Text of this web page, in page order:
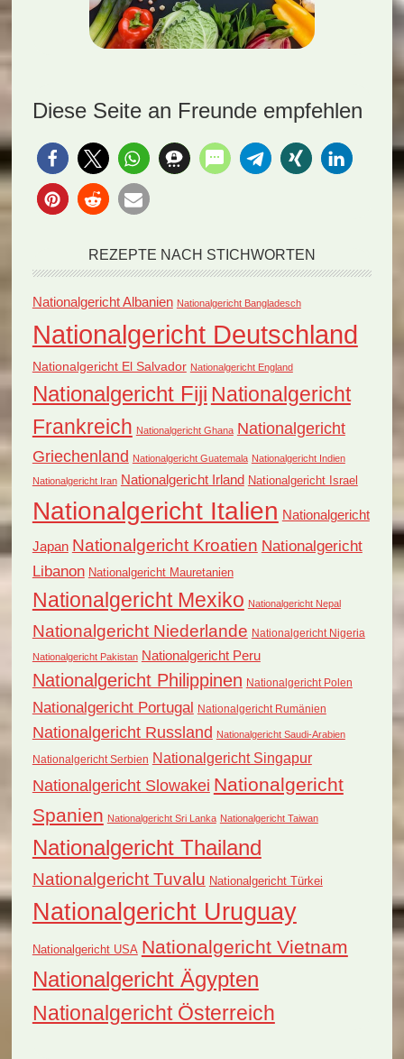
Diese Seite an Freunde empfehlen
REZEPTE NACH STICHWORTEN
Nationalgericht Albanien Nationalgericht Bangladesch
Nationalgericht Deutschland
Nationalgericht El Salvador Nationalgericht England
Nationalgericht Fiji Nationalgericht
Frankreich Nationalgericht Ghana Nationalgericht
Griechenland Nationalgericht Guatemala Nationalgericht Indien
Nationalgericht Iran Nationalgericht Irland Nationalgericht Israel
Nationalgericht Italien Nationalgericht
Japan Nationalgericht Kroatien Nationalgericht
Libanon Nationalgericht Mauretanien
Nationalgericht Mexiko Nationalgericht Nepal
Nationalgericht Niederlande Nationalgericht Nigeria
Nationalgericht Pakistan Nationalgericht Peru
Nationalgericht Philippinen Nationalgericht Polen
Nationalgericht Portugal Nationalgericht Rumänien
Nationalgericht Russland Nationalgericht Saudi-Arabien
Nationalgericht Serbien Nationalgericht Singapur
Nationalgericht Slowakei Nationalgericht
Spanien Nationalgericht Sri Lanka Nationalgericht Taiwan
Nationalgericht Thailand
Nationalgericht Tuvalu Nationalgericht Türkei
Nationalgericht Uruguay
Nationalgericht USA Nationalgericht Vietnam
Nationalgericht Ägypten
Nationalgericht Österreich